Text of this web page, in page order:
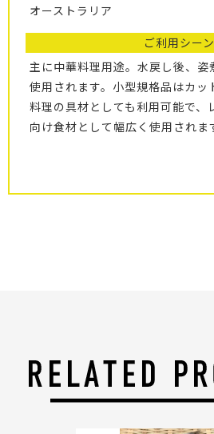
オーストラリア
ご利用シーン
主に中華料理用途。水戻し後、姿
使用されます。小型規格品はカッ
料理の具材としても利用可能で、
向け食材として幅広く使用されま